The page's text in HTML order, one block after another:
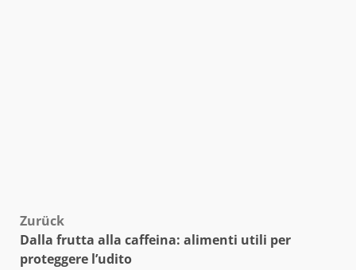
Beitragsnavigation
Zurück
Dalla frutta alla caffeina: alimenti utili per
proteggere l’udito